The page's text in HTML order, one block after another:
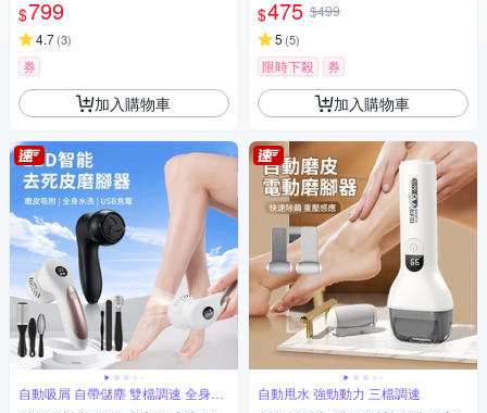
$799
4.7(3)
券
加入購物車
自動吸屑 自帶儲塵 雙檔調速 全身水
洗
$475 $499
5 (5)
限時下殺 券
加入購物車
自動甩水 強勁動力 三檔調速